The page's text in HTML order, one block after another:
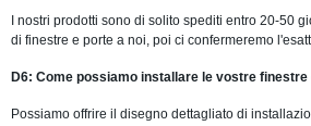
I nostri prodotti sono di solito spediti entro 20-50
di finestre e porte a noi, poi ci confermeremo
D6: Come possiamo installare le vostre
Possiamo offrire il disegno dettagliato di